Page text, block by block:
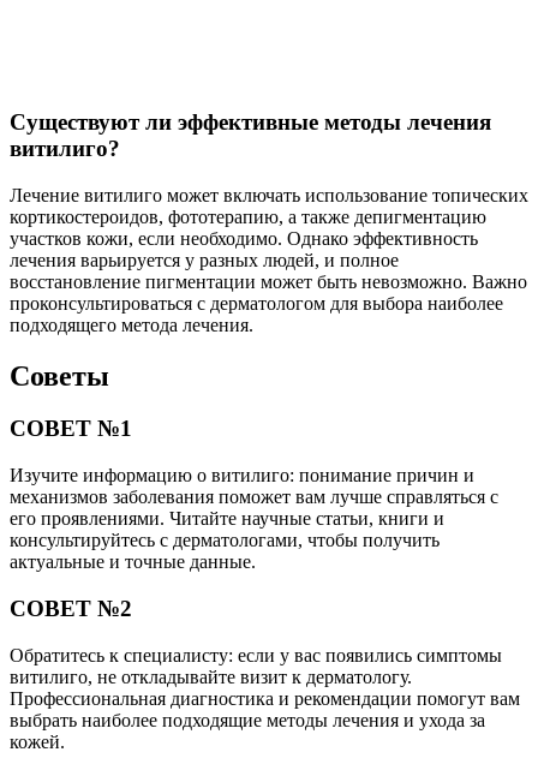
Существуют ли эффективные методы лечения
витилиго?
Лечение витилиго может включать использование топических
кортикостероидов, фототерапию, а также депигментацию
участков кожи, если необходимо. Однако эффективность
лечения варьируется у разных людей, и полное
восстановление пигментации может быть невозможно. Важно
проконсультироваться с дерматологом для выбора наиболее
подходящего метода лечения.
Советы
СОВЕТ №1
Изучите информацию о витилиго: понимание причин и
механизмов заболевания поможет вам лучше справляться с
его проявлениями. Читайте научные статьи, книги и
консультируйтесь с дерматологами, чтобы получить
актуальные и точные данные.
СОВЕТ №2
Обратитесь к специалисту: если у вас появились симптомы
витилиго, не откладывайте визит к дерматологу.
Профессиональная диагностика и рекомендации помогут вам
выбрать наиболее подходящие методы лечения и ухода за
кожей.